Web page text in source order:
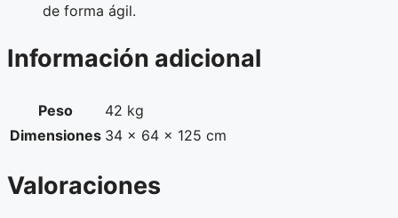
de forma ágil.
Información adicional
Peso
42 kg
Dimensiones 34 × 64 × 125 cm
Valoraciones